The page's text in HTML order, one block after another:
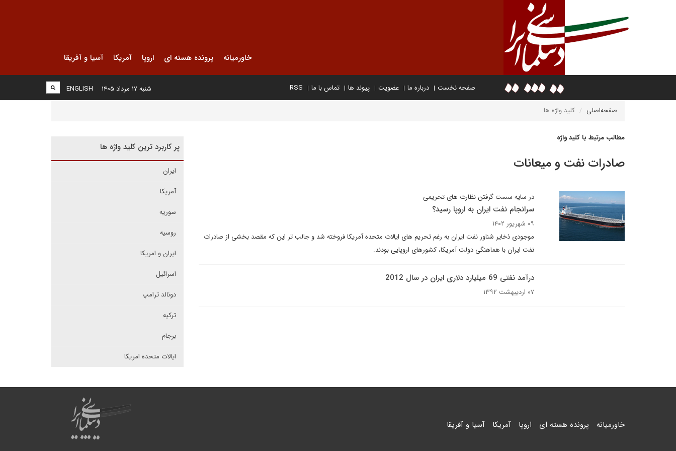
خاورمیانه پرونده هسته ای اروپا آمریکا آسیا و آفریقا
صفحه نخست درباره ما عضویت پیوند ها تماس با ما RSS
ENGLISH شنبه ۱۷ مرداد ۱۴۰۵
صفحه‌اصلی کلید واژه ها
مطالب مرتبط با کلید واژه
صادرات نفت و میعانات
در سایه سست گرفتن نظارت های تحریمی
سرانجام نفت ایران به اروپا رسید؟
۰۹ شهریور ۱۴۰۲
موجودی ذخایر شناور نفت ایران به رغم تحریم های ایالات متحده آمریکا فروخته شد و جالب تر این که مقصد بخشی از صادرات
نفت ایران با هماهنگی دولت آمریکا، کشورهای اروپایی بودند.
درآمد نفتی 69 میلیارد دلاری ایران در سال 2012
۰۷ اردیبهشت ۱۳۹۲
پر کاربرد ترین کلید واژه ها
ایران
آمریکا
سوریه
روسیه
ایران و امریکا
اسرائیل
دونالد ترامپ
ترکیه
برجام
ایالات متحده امریکا
خاورمیانه پرونده هسته ای اروپا آمریکا آسیا و آفریقا